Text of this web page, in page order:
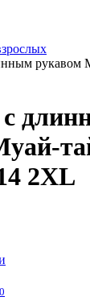
рукавом
2XL
0